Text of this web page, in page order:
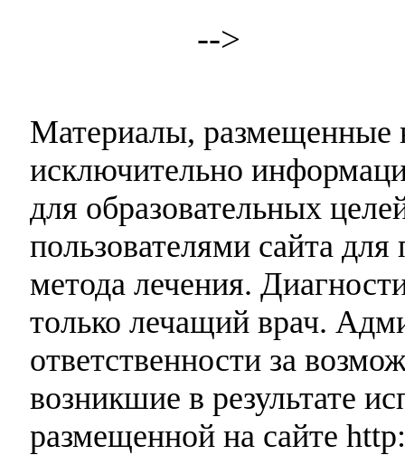
-->
Материалы, размещенные
исключительно
для образовательных
пользователями сайта
метода лечения.
только лечащий врач.
ответственности за
возникшие в результате
размещенной на сайте